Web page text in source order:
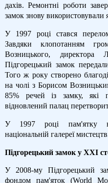
дахів. Ремонтні роботи
замок знову використовували
У 1997 році стався
Завдяки клопотанням
Возницького, директора
Підгорецький замок
Того ж року створено
на чолі з Борисом
85% речей із замку, які
відновлений палац
У 1997 році пам'ятку
національній галереї
Підгорецький замок у XXI
У 2008-му Підгорецький
фондом пам'яток (World